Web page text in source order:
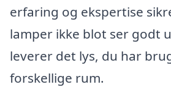
erfaring og ekspertise
lamper ikke blot ser godt
leverer det lys, du har
forskellige rum.